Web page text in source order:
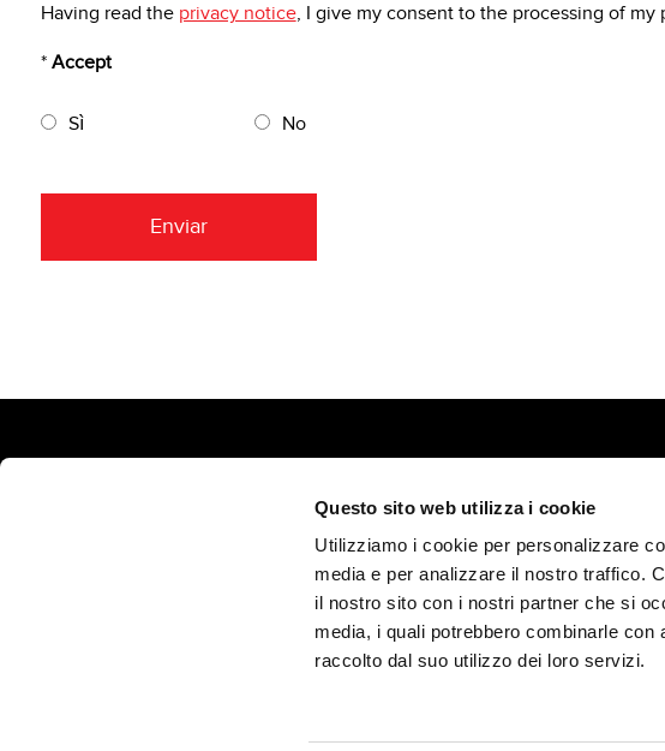
Questo sito web utilizza i cookie
Utilizziamo i cookie per personalizzare
media e per analizzare il nostro traffico.
il nostro sito con i nostri partner che si
media, i quali potrebbero combinarle
raccolto dal suo utilizzo dei loro servizi.
Having read the privacy notice, I give my consent to the processing of
* Accept
Sì No
Enviar
Via Statale n. 325, Dosso, 44047 Terre del Reno (Ferrara) - Italy
Tel. (+39) 0532.848193 - Fax (+39) 051 08.22.449 -
meccanicabenassi@pec.benassi.it
VAT Nr. IT00341260388 - REA: FE97187 - Fully paid-up capital € 619.200